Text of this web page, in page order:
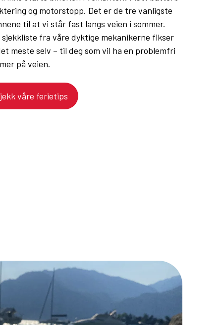
ikke starte bilferien i veikanten! Flatt batteri,
og motorstopp. Det er de tre vanligste
til at vi står fast langs veien i sommer.
sjekkliste fra våre dyktige mekanikerne fikser
meste selv – til deg som vil ha en problemfri
på veien.